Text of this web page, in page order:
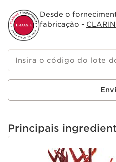
Desde o
fabricação -
Insira o código do lote
Principais
SALTAR PARA O CONTEÚDO